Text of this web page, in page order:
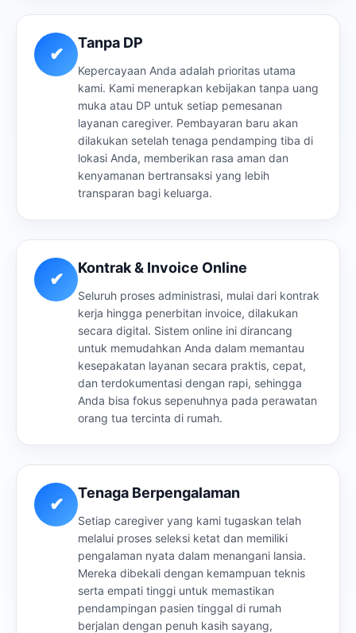
✔
Tanpa DP
Kepercayaan Anda adalah prioritas utama
kami. Kami menerapkan kebijakan tanpa uang
muka atau DP untuk setiap pemesanan
layanan caregiver. Pembayaran baru akan
dilakukan setelah tenaga pendamping tiba di
lokasi Anda, memberikan rasa aman dan
kenyamanan bertransaksi yang lebih
transparan bagi keluarga.
✔
Kontrak & Invoice Online
Seluruh proses administrasi, mulai dari kontrak
kerja hingga penerbitan invoice, dilakukan
secara digital. Sistem online ini dirancang
untuk memudahkan Anda dalam memantau
kesepakatan layanan secara praktis, cepat,
dan terdokumentasi dengan rapi, sehingga
Anda bisa fokus sepenuhnya pada perawatan
orang tua tercinta di rumah.
✔
Tenaga Berpengalaman
Setiap caregiver yang kami tugaskan telah
melalui proses seleksi ketat dan memiliki
pengalaman nyata dalam menangani lansia.
Mereka dibekali dengan kemampuan teknis
serta empati tinggi untuk memastikan
pendampingan pasien tinggal di rumah
berjalan dengan penuh kasih sayang,